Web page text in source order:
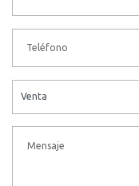
Venta